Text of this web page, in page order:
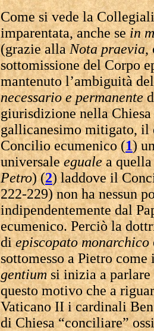
Come si vede la
imparentata, anche sein
(grazie allaNota praevia,
sottomissione del Corpo
mantenuto l’ambiguità
necessario e permanente
giurisdizione nella
gallicanesimo mitigato, il
Concilio ecumenico (1)
universaleegualea quella
Petro) (2) laddove il
222-229) non ha nessun
indipendentemente dal
ecumenico. Perciò la
diepiscopato monarchico
sottomesso a Pietro
gentiumsi inizia a
questo motivo che a
Vaticano II i cardinali
di Chiesa “conciliare”